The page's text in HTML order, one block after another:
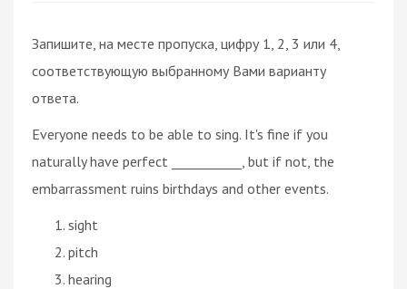
Запишите, на месте пропуска, цифру 1, 2, 3 или 4,
соответствующую выбранному Вами варианту
ответа.
Everyone needs to be able to sing. It's fine if you
naturally have perfect ___________, but if not, the
embarrassment ruins birthdays and other events.
sight
pitch
hearing